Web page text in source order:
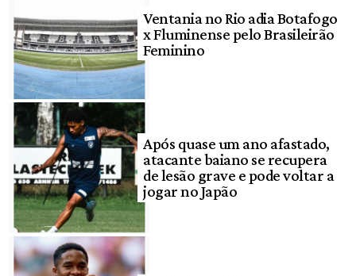
Ventania no Rio adia Botafogo
x Fluminense pelo Brasileirão
Feminino
Após quase um ano afastado,
atacante baiano se recupera
de lesão grave e pode voltar a
jogar no Japão